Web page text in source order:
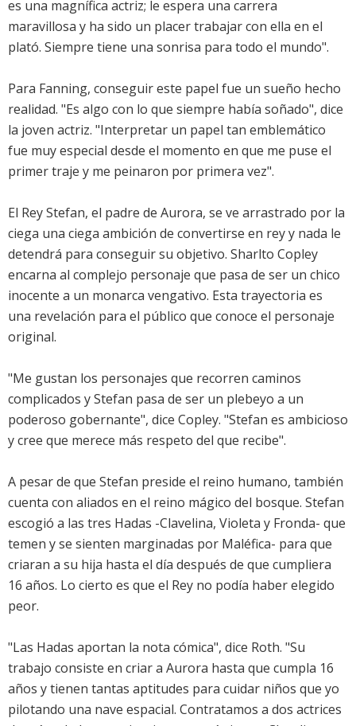
es una magnífica actriz; le espera una carrera
maravillosa y ha sido un placer trabajar con ella en el
plató. Siempre tiene una sonrisa para todo el mundo".
Para Fanning, conseguir este papel fue un sueño hecho
realidad. "Es algo con lo que siempre había soñado", dice
la joven actriz. "Interpretar un papel tan emblemático
fue muy especial desde el momento en que me puse el
primer traje y me peinaron por primera vez".
El Rey Stefan, el padre de Aurora, se ve arrastrado por la
ciega una ciega ambición de convertirse en rey y nada le
detendrá para conseguir su objetivo. Sharlto Copley
encarna al complejo personaje que pasa de ser un chico
inocente a un monarca vengativo. Esta trayectoria es
una revelación para el público que conoce el personaje
original.
"Me gustan los personajes que recorren caminos
complicados y Stefan pasa de ser un plebeyo a un
poderoso gobernante", dice Copley. "Stefan es ambicioso
y cree que merece más respeto del que recibe".
A pesar de que Stefan preside el reino humano, también
cuenta con aliados en el reino mágico del bosque. Stefan
escogió a las tres Hadas -Clavelina, Violeta y Fronda- que
temen y se sienten marginadas por Maléfica- para que
criaran a su hija hasta el día después de que cumpliera
16 años. Lo cierto es que el Rey no podía haber elegido
peor.
"Las Hadas aportan la nota cómica", dice Roth. "Su
trabajo consiste en criar a Aurora hasta que cumpla 16
años y tienen tantas aptitudes para cuidar niños que yo
pilotando una nave espacial. Contratamos a dos actrices